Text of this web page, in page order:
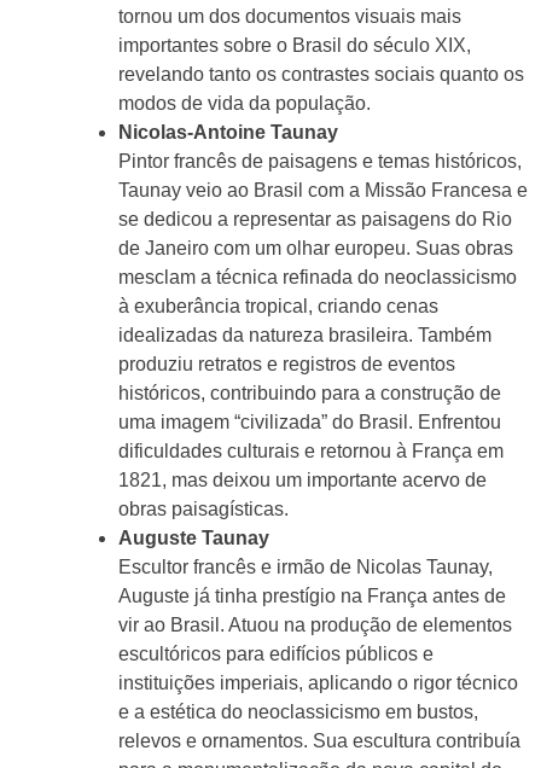
tornou um dos documentos visuais mais
importantes sobre o Brasil do século XIX,
revelando tanto os contrastes sociais quanto os
modos de vida da população.
Nicolas-Antoine Taunay
Pintor francês de paisagens e temas históricos,
Taunay veio ao Brasil com a Missão Francesa e
se dedicou a representar as paisagens do Rio
de Janeiro com um olhar europeu. Suas obras
mesclam a técnica refinada do neoclassicismo
à exuberância tropical, criando cenas
idealizadas da natureza brasileira. Também
produziu retratos e registros de eventos
históricos, contribuindo para a construção de
uma imagem “civilizada” do Brasil. Enfrentou
dificuldades culturais e retornou à França em
1821, mas deixou um importante acervo de
obras paisagísticas.
Auguste Taunay
Escultor francês e irmão de Nicolas Taunay,
Auguste já tinha prestígio na França antes de
vir ao Brasil. Atuou na produção de elementos
escultóricos para edifícios públicos e
instituições imperiais, aplicando o rigor técnico
e a estética do neoclassicismo em bustos,
relevos e ornamentos. Sua escultura contribuía